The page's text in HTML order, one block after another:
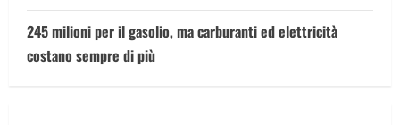
245 milioni per il gasolio, ma carburanti ed elettricità
costano sempre di più